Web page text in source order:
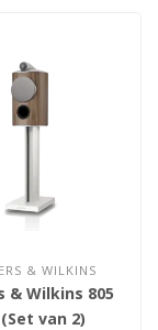
& WILKINS
& Wilkins 805
(Set van 2)